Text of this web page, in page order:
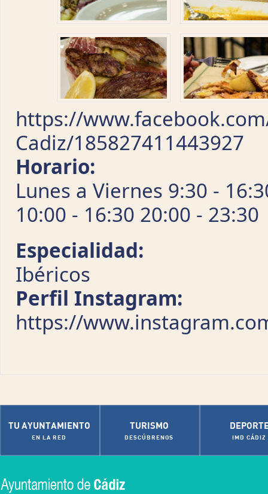
https://
Cadiz/185827411443927
Horario:
Lunes a Viernes 9:30 -
10:00 - 16:30 20:00 - 23:30
Especialidad:
Ibéricos
Perfil Instagram:
https://
TU AYUNTAMIENTO
EN LA RED
TURISMO
DESCÚBRENOS IMD CÁDIZ